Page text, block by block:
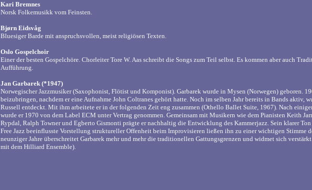
Kari Bremnes
Norsk Folkemusikk vom Feinsten.
Bjørn Eidsvåg
Bluesiger Barde mit anspruchsvollen, meist religiösen Texten.
Oslo Gospelchoir
Einer der besten Gospelchöre. Chorleiter Tore W. Aas schreibt die Songs zum Teil selbst. Es kommen aber auch
Aufführung.
Jan Garbarek (*1947)
Norwegischer Jazzmusiker (Saxophonist, Flötist und Komponist). Garbarek wurde in Mysen (Norwegen) geboren.
beizubringen, nachdem er eine Aufnahme John Coltranes gehört hatte. Noch im selben Jahr bereits in Bands aktiv,
Russell entdeckt. Mit ihm arbeitete er in der folgenden Zeit eng zusammen (Othello Ballet Suite, 1967). Nach
wurde er 1970 von dem Label ECM unter Vertrag genommen. Gemeinsam mit Musikern wie dem Pianisten Keith
Rypdal, Ralph Towner und Egberto Gismonti prägte er nachhaltig die Entwicklung des Kammerjazz. Sein klarer
Free Jazz beeinflusste Vorstellung struktureller Offenheit beim Improvisieren ließen ihn zu einer wichtigen Stimme
neunziger Jahre überschreitet Garbarek mehr und mehr die traditionellen Gattungsgrenzen und widmet sich
mit dem Hilliard Ensemble).